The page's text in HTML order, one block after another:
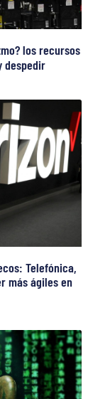
los recursos
despedir
Telefónica,
más ágiles en